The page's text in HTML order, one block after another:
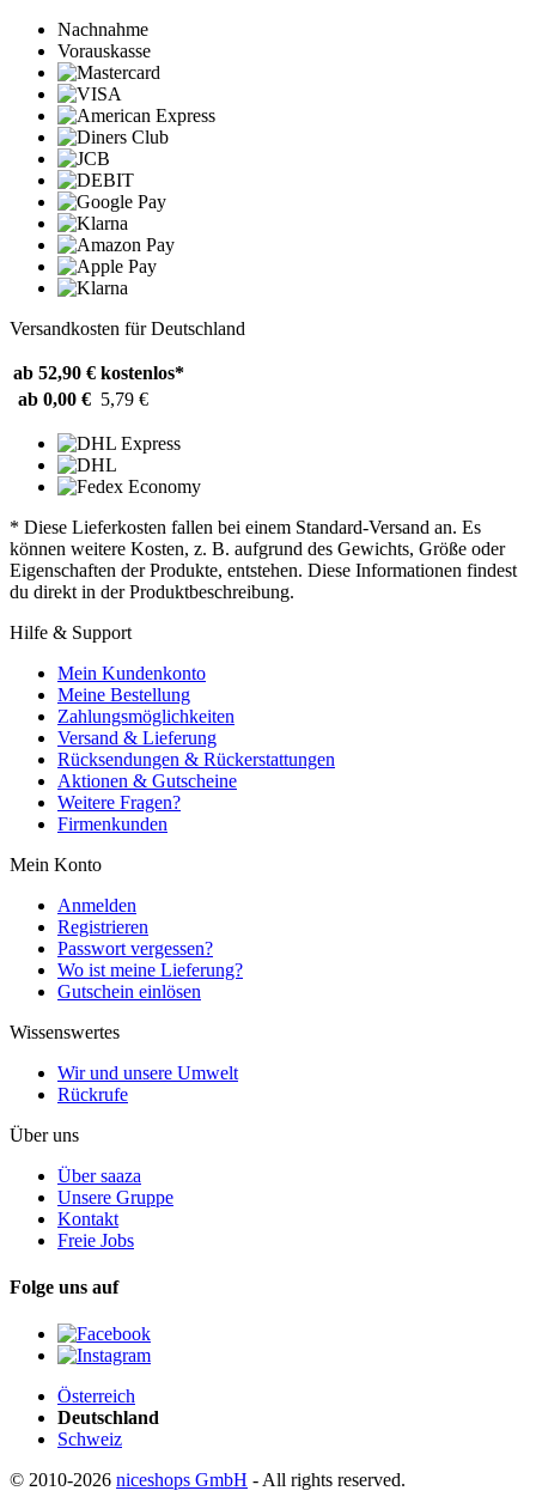
Nachnahme
Vorauskasse
Versandkosten für Deutschland
ab 52,90 € kostenlos*
ab 0,00 € 5,79 €
* Diese Lieferkosten fallen bei einem Standard-Versand an. Es
können weitere Kosten, z. B. aufgrund des Gewichts, Größe oder
Eigenschaften der Produkte, entstehen. Diese Informationen findest
du direkt in der Produktbeschreibung.
Hilfe & Support
Mein Kundenkonto
Meine Bestellung
Zahlungsmöglichkeiten
Versand & Lieferung
Rücksendungen & Rückerstattungen
Aktionen & Gutscheine
Weitere Fragen?
Firmenkunden
Mein Konto
Anmelden
Registrieren
Passwort vergessen?
Wo ist meine Lieferung?
Gutschein einlösen
Wissenswertes
Wir und unsere Umwelt
Rückrufe
Über uns
Über saaza
Unsere Gruppe
Kontakt
Freie Jobs
Folge uns auf
Österreich
Deutschland
Schweiz
© 2010-2026 niceshops GmbH - All rights reserved.